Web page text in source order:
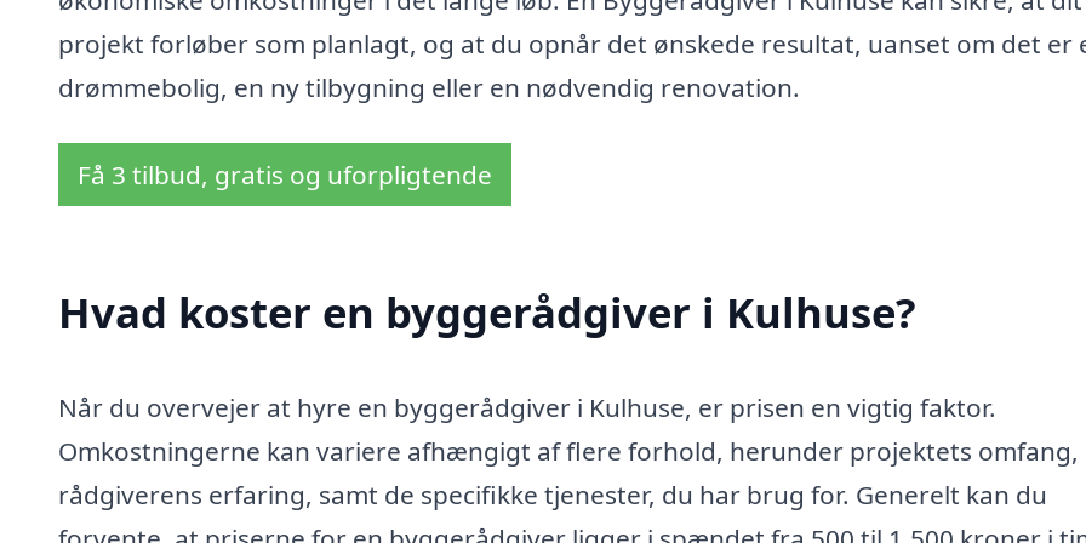
projekt forløber som planlagt, og at du opnår det ønskede resultat, uanset om det er
drømmebolig, en ny tilbygning eller en nødvendig renovation.
Få 3 tilbud, gratis og uforpligtende
Hvad koster en byggerådgiver i Kulhuse?
Når du overvejer at hyre en byggerådgiver i Kulhuse, er prisen en vigtig faktor.
Omkostningerne kan variere afhængigt af flere forhold, herunder projektets omfang,
rådgiverens erfaring, samt de specifikke tjenester, du har brug for. Generelt kan du